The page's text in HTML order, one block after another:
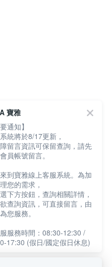
寶雅
通知】
統將於8/17更新，
留言資訊可保留查詢，請先
員帳號留言。
到寶雅線上客服系統。為加
您的需求，
下方按鈕，查詢相關詳情，
查詢資訊，可直接留言，由
您服務。
服務時間：08:30-12:30 /
17:30 (假日/國定假日休息)